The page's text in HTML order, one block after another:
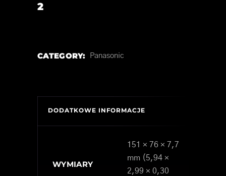
2
CATEGORY: Panasonic
DODATKOWE INFORMACJE
WYMIARY
151 × 76 × 7,7
mm (5,94 ×
2,99 × 0,30